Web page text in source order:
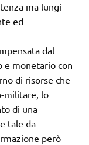
ma lungi
ed
dal
e monetario con
di risorse che
militare, lo
di una
tale da
però